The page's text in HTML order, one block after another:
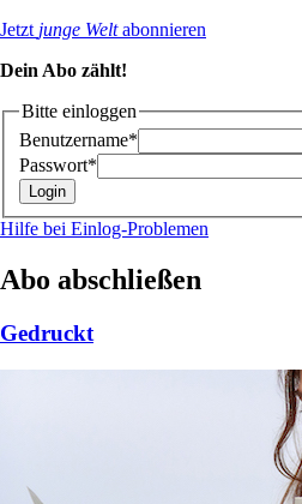
Jetzt junge Weltabonnieren
Dein Abo zählt!
Bitte einloggen
Benutzername*
Passwort*
Hilfe bei Einlog-Problemen
Abo abschließen
Gedruckt